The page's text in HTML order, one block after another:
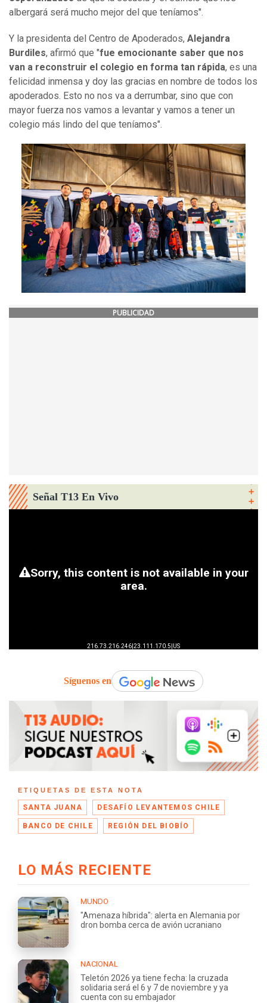
albergará será mucho mejor del que teníamos".
Y la presidenta del Centro de Apoderados, Alejandra
Burdiles, afirmó que "fue emocionante saber que nos
van a reconstruir el colegio en forma tan rápida, es una
felicidad inmensa y doy las gracias en nombre de todos los
apoderados. Esto no nos va a derrumbar, sino que con
mayor fuerza nos vamos a levantar y vamos a tener un
colegio más lindo del que teníamos".
PUBLICIDAD
Señal T13 En Vivo
Síguenos en
ETIQUETAS DE ESTA NOTA
SANTA JUANA DESAFÍO LEVANTEMOS CHILE
BANCO DE CHILE REGIÓN DEL BIOBÍO
LO MÁS RECIENTE
MUNDO
"Amenaza híbrida": alerta en Alemania por
dron bomba cerca de avión ucraniano
NACIONAL
Teletón 2026 ya tiene fecha: la cruzada
solidaria será el 6 y 7 de noviembre y ya
cuenta con su embajador